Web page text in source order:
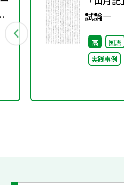
試論―
高 国語
実践事例